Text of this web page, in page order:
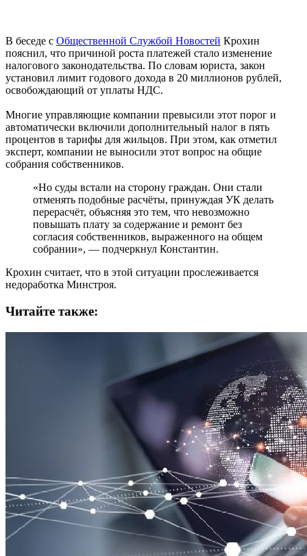
В беседе с Общественной Службой Новостей Крохин
пояснил, что причиной роста платежей стало изменение
налогового законодательства. По словам юриста, закон
установил лимит годового дохода в 20 миллионов рублей,
освобождающий от уплаты НДС.
Многие управляющие компании превысили этот порог и
автоматически включили дополнительный налог в пять
процентов в тарифы для жильцов. При этом, как отметил
эксперт, компании не выносили этот вопрос на общие
собрания собственников.
«Но суды встали на сторону граждан. Они стали
отменять подобные расчёты, принуждая УК делать
перерасчёт, объясняя это тем, что невозможно
повышать плату за содержание и ремонт без
согласия собственников, выраженного на общем
собрании», — подчеркнул Константин.
Крохин считает, что в этой ситуации прослеживается
недоработка Минстроя.
Читайте также: